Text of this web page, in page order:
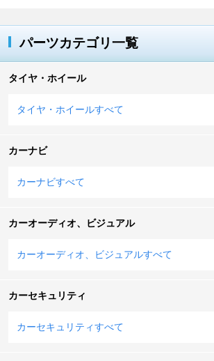
パーツカテゴリ一覧
タイヤ・ホイール
タイヤ・ホイールすべて
カーナビ
カーナビすべて
カーオーディオ、ビジュアル
カーオーディオ、ビジュアルすべて
カーセキュリティ
カーセキュリティすべて